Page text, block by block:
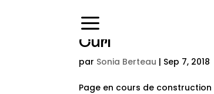
Curl
par Sonia Berteau | Sep 7, 2018
Page en cours de construction